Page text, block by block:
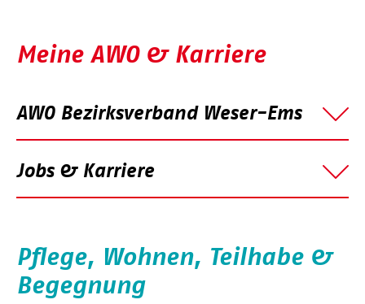
Meine AWO & Karriere
AWO Bezirksverband Weser-Ems
Jobs & Karriere
Pflege, Wohnen, Teilhabe &
Begegnung